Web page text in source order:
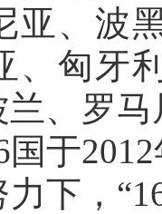
亚、波
、匈牙
、罗
国于
下，